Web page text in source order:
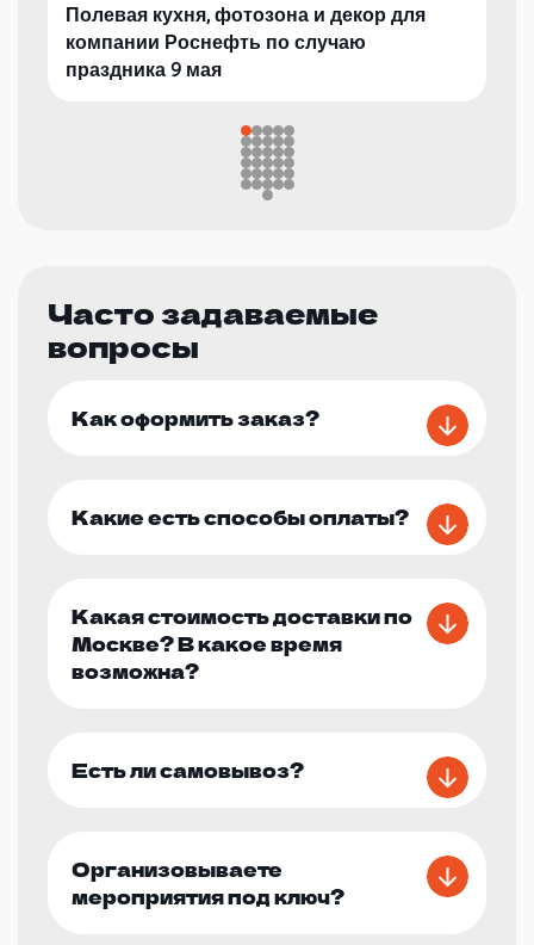
Полевая кухня, фотозона и декор для
компании Роснефть по случаю
праздника 9 мая
Часто задаваемые
вопросы
Как оформить заказ?
Какие есть способы оплаты?
Какая стоимость доставки по
Москве? В какое время
возможна?
Есть ли самовывоз?
Организовываете
мероприятия под ключ?